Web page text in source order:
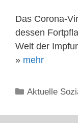
Das Corona-
dessen
Welt der
» mehr
Kategorien
Aktuelle